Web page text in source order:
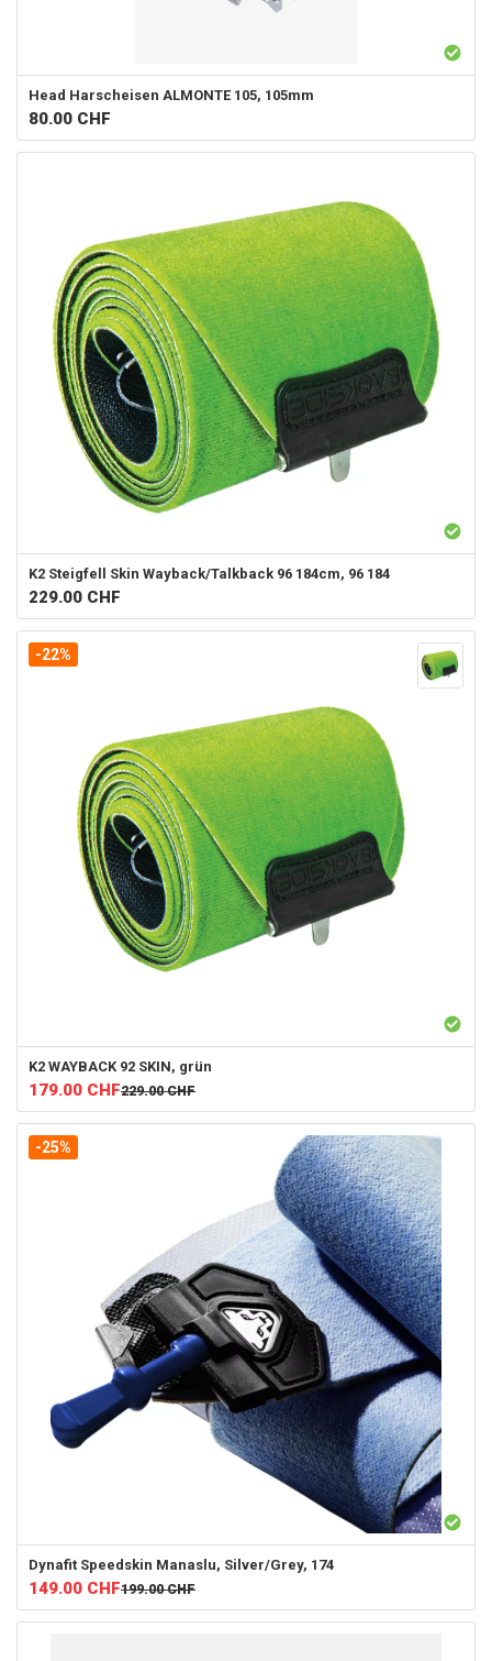
Head Harscheisen ALMONTE 105, 105mm
80.00 CHF
K2 Steigfell Skin Wayback/Talkback 96 184cm, 96 184
229.00 CHF
-22%
K2 WAYBACK 92 SKIN, grün
179.00 CHF229.00 CHF
-25%
Dynafit Speedskin Manaslu, Silver/Grey, 174
149.00 CHF199.00 CHF